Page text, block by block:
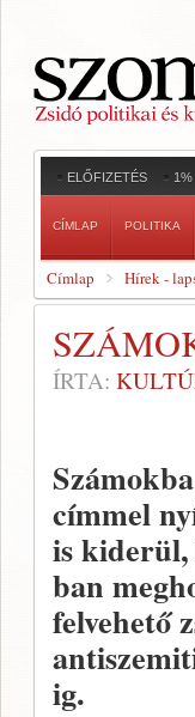
ELŐFIZETÉS 1%
CÍMLAP POLITIKA
Címlap Hírek -
ÍRTA:
címmel
is kiderül,
ban
felvehető
ig.